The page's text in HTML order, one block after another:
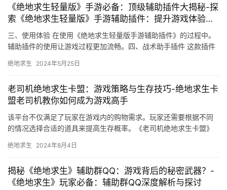
《绝地求生轻量版》手游必备：顶级辅助插件大揭秘-探
索《绝地求生轻量版》手游辅助插件：提升游戏体验的
秘密武器
三、使用体验 在使用《绝地求生轻量版手游辅助插件》的过程中。
辅助插件的使用让游戏过程更加流畅。四、战术助手插件 这款插件
绝地求生 2024年5月25日
老司机绝地求生卡盟：游戏策略与生存技巧-绝地求生卡
盟老司机教你如何成为游戏高手
该平台不仅满足了玩家在游戏内的购物需求。玩家还需要根据不同
的情况选择合适的道具来提高生存概率。《老司机绝地求生卡盟》
绝地求生 2024年8月4日
揭秘《绝地求生》辅助群QQ：游戏背后的秘密武器？-
《绝地求生》玩家必备：辅助群QQ深度解析与探讨